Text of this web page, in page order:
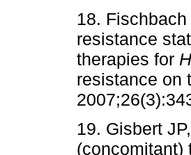
18.
resistance
therapies for
resistance on
19. Gisbert